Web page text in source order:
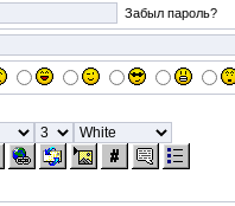
Забыл пароль?